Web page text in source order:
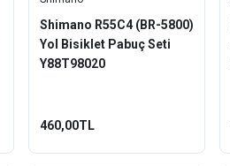
Shimano R55C4 (BR-5800)
Yol Bisiklet Pabuç Seti
Y88T98020
460,00TL